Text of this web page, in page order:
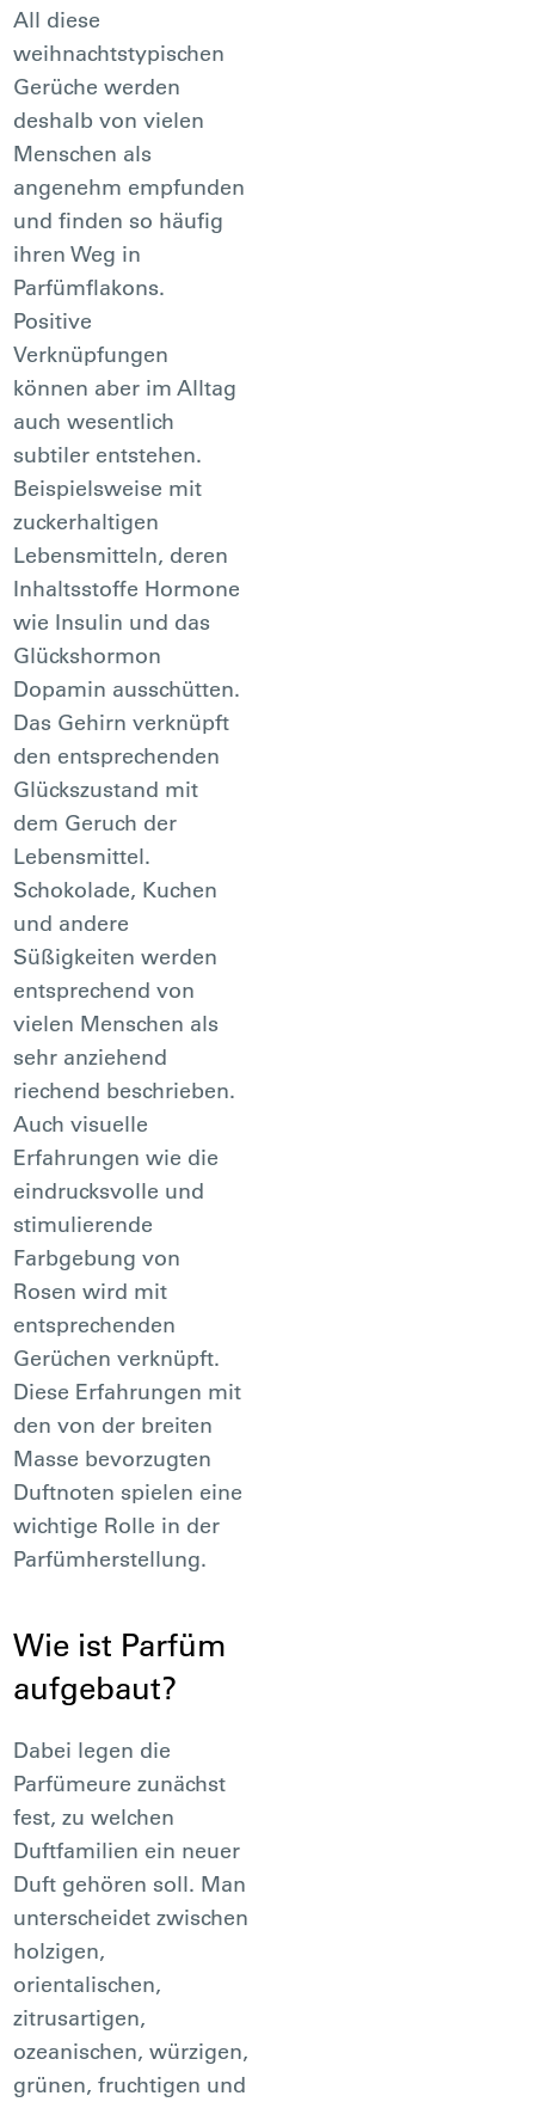
All diese
weihnachtstypischen
Gerüche werden
deshalb von vielen
Menschen als
angenehm empfunden
und finden so häufig
ihren Weg in
Parfümflakons.
Positive
Verknüpfungen
können aber im Alltag
auch wesentlich
subtiler entstehen.
Beispielsweise mit
zuckerhaltigen
Lebensmitteln, deren
Inhaltsstoffe Hormone
wie Insulin und das
Glückshormon
Dopamin ausschütten.
Das Gehirn verknüpft
den entsprechenden
Glückszustand mit
dem Geruch der
Lebensmittel.
Schokolade, Kuchen
und andere
Süßigkeiten werden
entsprechend von
vielen Menschen als
sehr anziehend
riechend beschrieben.
Auch visuelle
Erfahrungen wie die
eindrucksvolle und
stimulierende
Farbgebung von
Rosen wird mit
entsprechenden
Gerüchen verknüpft.
Diese Erfahrungen mit
den von der breiten
Masse bevorzugten
Duftnoten spielen eine
wichtige Rolle in der
Parfümherstellung.
Wie ist Parfüm
aufgebaut?
Dabei legen die
Parfümeure zunächst
fest, zu welchen
Duftfamilien ein neuer
Duft gehören soll. Man
unterscheidet zwischen
holzigen,
orientalischen,
zitrusartigen,
ozeanischen, würzigen,
grünen, fruchtigen und